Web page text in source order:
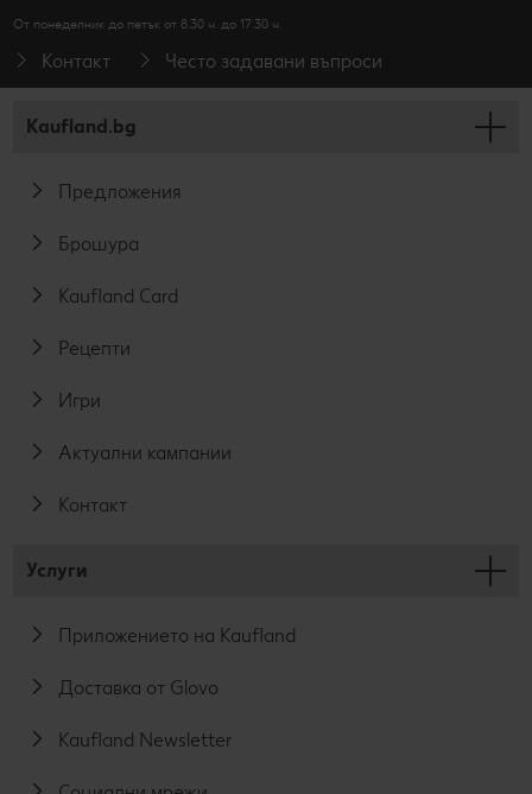
От понеделник до петък от 8.30 ч. до 17.30 ч.
Контакт Често задавани въпроси
Kaufland.bg
Предложения
Брошура
Kaufland Card
Рецепти
Игри
Актуални кампании
Контакт
Услуги
Приложението на Kaufland
Доставка от Glovo
Kaufland Newsletter